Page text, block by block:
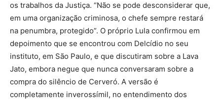
os trabalhos da Justiça. “Não se pode desconsiderar que,
em uma organização criminosa, o chefe sempre restará
na penumbra, protegido”. O próprio Lula confirmou em
depoimento que se encontrou com Delcídio no seu
instituto, em São Paulo, e que discutiram sobre a Lava
Jato, embora negue que nunca conversaram sobre a
compra do silêncio de Cerveró. A versão é
completamente inverossímil, no entendimento dos